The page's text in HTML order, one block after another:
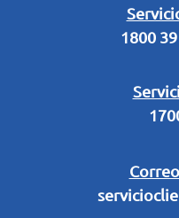
1800
Legal Campaña
Términos y condiciones